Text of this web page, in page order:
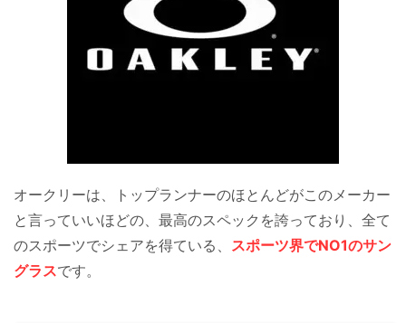
オークリーは、トップランナーのほとんどがこのメーカー
と言っていいほどの、最高のスペックを誇っており、全て
のスポーツでシェアを得ている、 スポーツ界でNO1のサン
グラスです。